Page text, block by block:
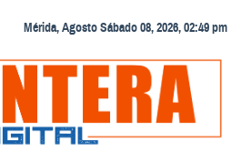
Mérida, Agosto Sábado 08, 2026, 02:49 pm